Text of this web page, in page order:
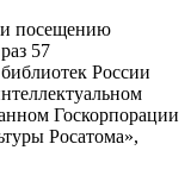
и посещению
57
России
Госкорпорации
Росатома»,